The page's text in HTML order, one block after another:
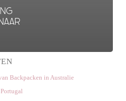
Backpacken in Australie